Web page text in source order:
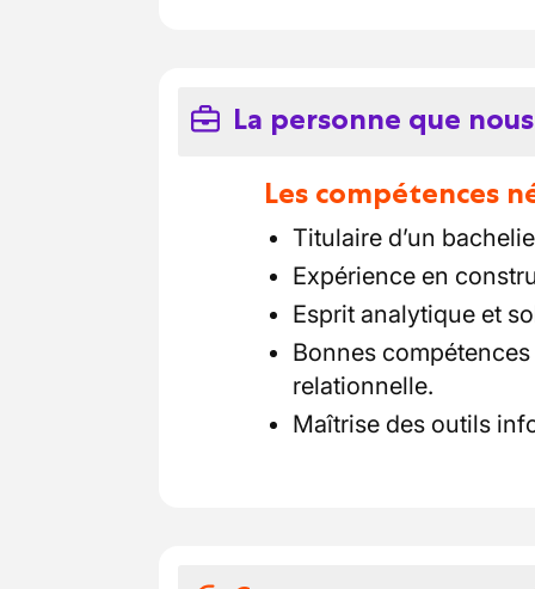
La personne que
Les compétences
Titulaire d’un
Expérience en
Esprit analytique et
Bonnes
relationnelle.
Maîtrise des outils